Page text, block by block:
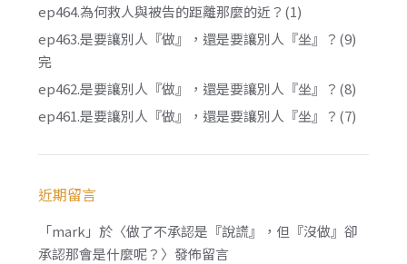
ep464.為何救人與被告的距離那麼的近？(1)
ep463.是要讓別人『做』，還是要讓別人『坐』？(9)
完
ep462.是要讓別人『做』，還是要讓別人『坐』？(8)
ep461.是要讓別人『做』，還是要讓別人『坐』？(7)
近期留言
「mark 」於〈做了不承認是『說謊』，但『沒做』卻
承認那會是什麼呢？ 〉發佈留言